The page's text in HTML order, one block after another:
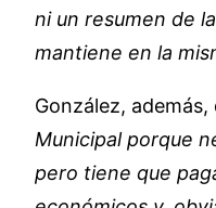
ni un resumen de
mantiene en la
González,
Municipal porque
pero tiene que